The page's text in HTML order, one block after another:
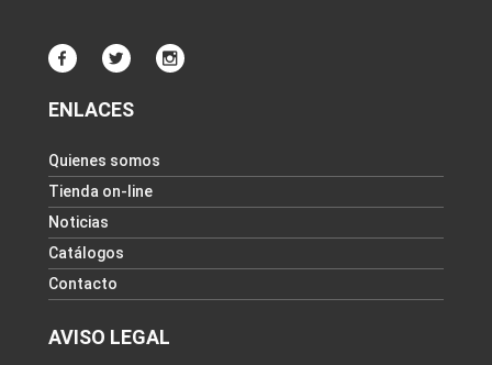
ENLACES
Quienes somos
Tienda on-line
Noticias
Catálogos
Contacto
AVISO LEGAL